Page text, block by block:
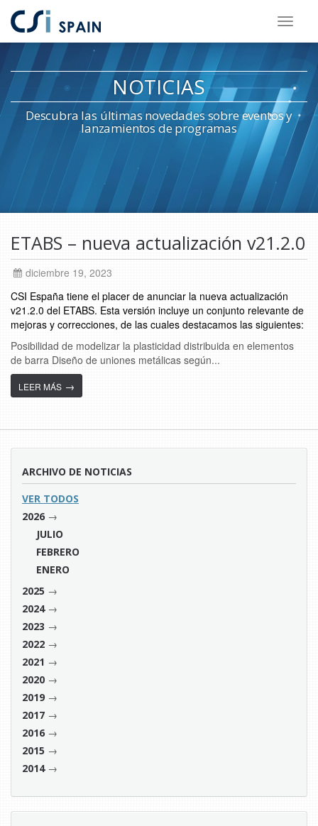
Saltar
contenido
principal
NOTICIAS
Descubra las últimas novedades sobre eventos y
lanzamientos de programas
pie
página
ETABS – nueva actualización v21.2.0
diciembre 19, 2023
CSI España tiene el placer de anunciar la nueva actualización
v21.2.0 del ETABS. Esta versión incluye un conjunto relevante de
mejoras y correcciones, de las cuales destacamos las siguientes:
Posibilidad de modelizar la plasticidad distribuida en elementos
de barra Diseño de uniones metálicas según...
LEER MÁS →
ARCHIVO DE NOTICIAS
VER TODOS
2026 →
JULIO
FEBRERO
ENERO
2025 →
2024→
2023 →
2022 →
2021 →
2020 →
2019 →
2017 →
2016 →
2015 →
2014→